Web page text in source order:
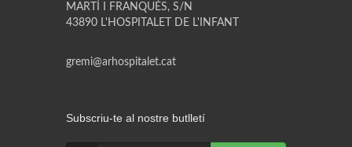
MARTÍ I FRANQUÉS, S/N
43890 L'HOSPITALET DE L'INFANT
gremi@arhospitalet.cat
Subscriu-te al nostre butlletí